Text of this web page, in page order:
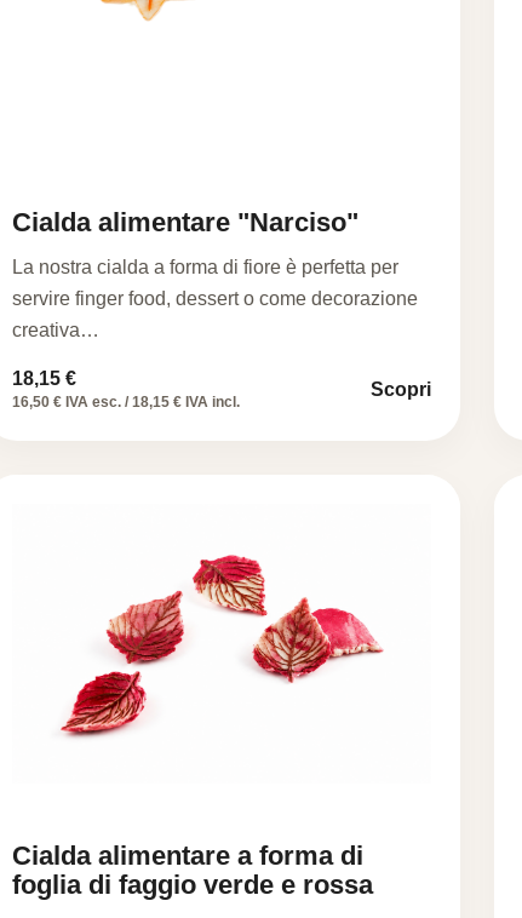
Cialda alimentare "Narciso"
La nostra cialda a forma di fiore è perfetta per
servire finger food, dessert o come decorazione
creativa…
18,15 €
16,50 € IVA esc. / 18,15 € IVA incl.
Scopri
Cialda alimentare a forma di
foglia di faggio verde e rossa